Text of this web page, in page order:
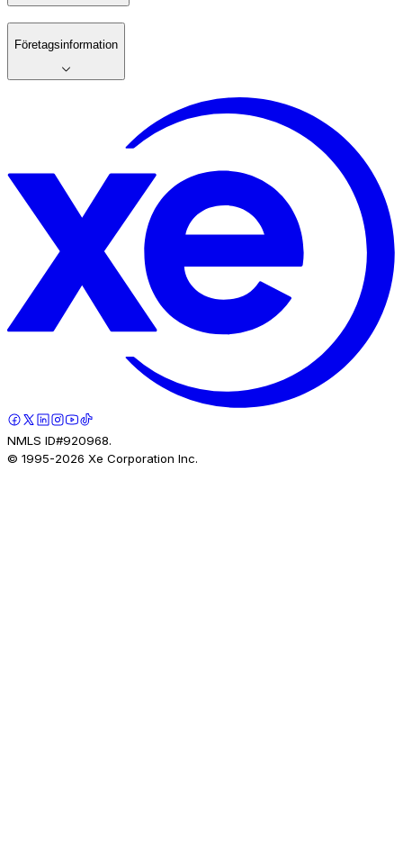
Företagsinformation
NMLS ID#920968.
© 1995-2026 Xe Corporation Inc.